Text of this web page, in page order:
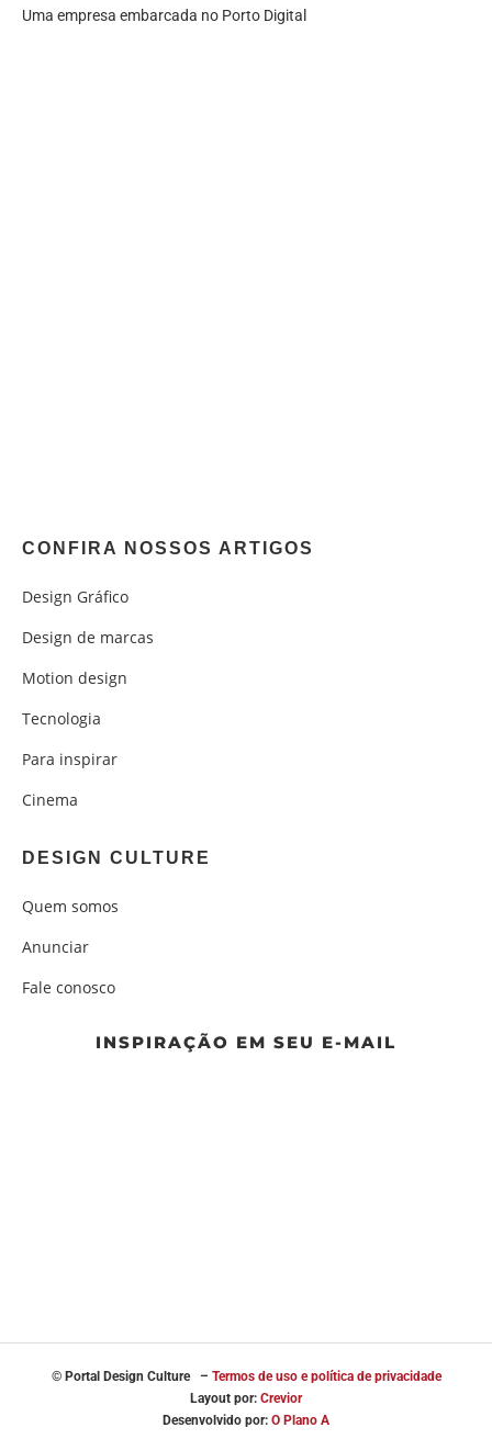
Uma empresa embarcada no Porto Digital
CONFIRA NOSSOS ARTIGOS
Design Gráfico
Design de marcas
Motion design
Tecnologia
Para inspirar
Cinema
DESIGN CULTURE
Quem somos
Anunciar
Fale conosco
INSPIRAÇÃO EM SEU E-MAIL
© Portal Design Culture – Termos de uso e política de privacidade
Layout por: Crevior
Desenvolvido por: O Plano A